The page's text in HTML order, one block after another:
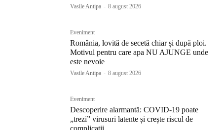
Vasile Antipa - 8 august 2026
Eveniment
România, lovită de secetă chiar și după ploi.
Motivul pentru care apa NU AJUNGE unde
este nevoie
Vasile Antipa - 8 august 2026
Eveniment
Descoperire alarmantă: COVID-19 poate
„trezi” virusuri latente și crește riscul de
complicații